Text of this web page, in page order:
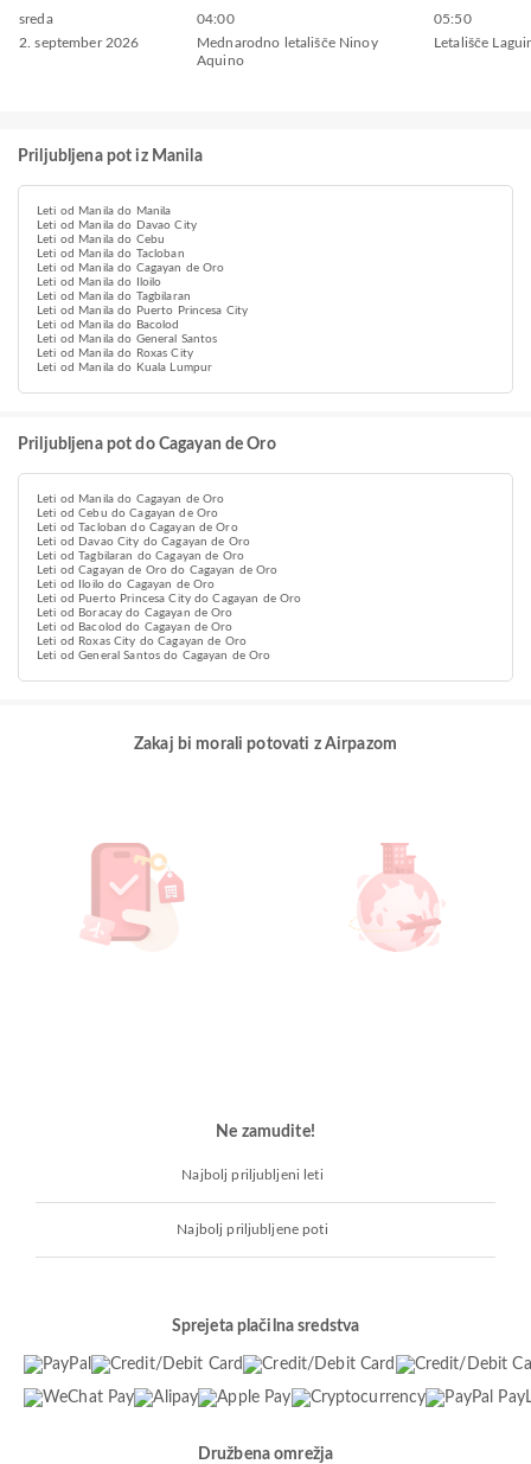
sreda
2. september 2026
04:00
Mednarodno letališče Ninoy
Aquino
05:50
Letališče
Priljubljena pot iz Manila
Leti od Manila do Manila
Leti od Manila do Davao City
Leti od Manila do Cebu
Leti od Manila do Tacloban
Leti od Manila do Cagayan de Oro
Leti od Manila do Iloilo
Leti od Manila do Tagbilaran
Leti od Manila do Puerto Princesa City
Leti od Manila do Bacolod
Leti od Manila do General Santos
Leti od Manila do Roxas City
Leti od Manila do Kuala Lumpur
Priljubljena pot do Cagayan de Oro
Leti od Manila do Cagayan de Oro
Leti od Cebu do Cagayan de Oro
Leti od Tacloban do Cagayan de Oro
Leti od Davao City do Cagayan de Oro
Leti od Tagbilaran do Cagayan de Oro
Leti od Cagayan de Oro do Cagayan de Oro
Leti od Iloilo do Cagayan de Oro
Leti od Puerto Princesa City do Cagayan de Oro
Leti od Boracay do Cagayan de Oro
Leti od Bacolod do Cagayan de Oro
Leti od Roxas City do Cagayan de Oro
Leti od General Santos do Cagayan de Oro
Zakaj bi morali potovati z Airpazom
Ne zamudite!
Najbolj priljubljeni leti
Najbolj priljubljene poti
Sprejeta plačilna sredstva
Družbena omrežja